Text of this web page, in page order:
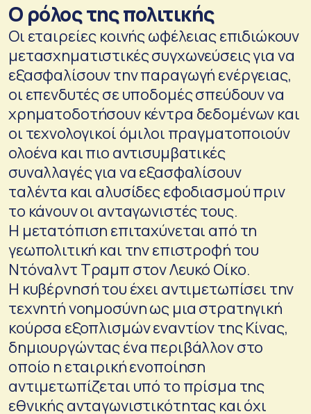
Ο ρόλος της πολιτικής
Οι εταιρείες κοινής ωφέλειας επιδιώκουν
μετασχηματιστικές συγχωνεύσεις για να
εξασφαλίσουν την παραγωγή ενέργειας,
οι επενδυτές σε υποδομές σπεύδουν να
χρηματοδοτήσουν κέντρα δεδομένων και
οι τεχνολογικοί όμιλοι πραγματοποιούν
ολοένα και πιο αντισυμβατικές
συναλλαγές για να εξασφαλίσουν
ταλέντα και αλυσίδες εφοδιασμού πριν
το κάνουν οι ανταγωνιστές τους.
Η μετατόπιση επιταχύνεται από τη
γεωπολιτική και την επιστροφή του
Ντόναλντ Τραμπ στον Λευκό Οίκο.
Η κυβέρνησή του έχει αντιμετωπίσει την
τεχνητή νοημοσύνη ως μια στρατηγική
κούρσα εξοπλισμών εναντίον της Κίνας,
δημιουργώντας ένα περιβάλλον στο
οποίο η εταιρική ενοποίηση
αντιμετωπίζεται υπό το πρίσμα της
εθνικής ανταγωνιστικότητας και όχι